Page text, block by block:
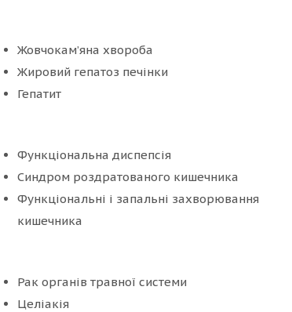
Жовчокам’яна хвороба
Жировий гепатоз печінки
Гепатит
Функціональна диспепсія
Синдром роздратованого кишечника
Функціональні і запальні захворювання
кишечника
Рак органів травної системи
Целіакія